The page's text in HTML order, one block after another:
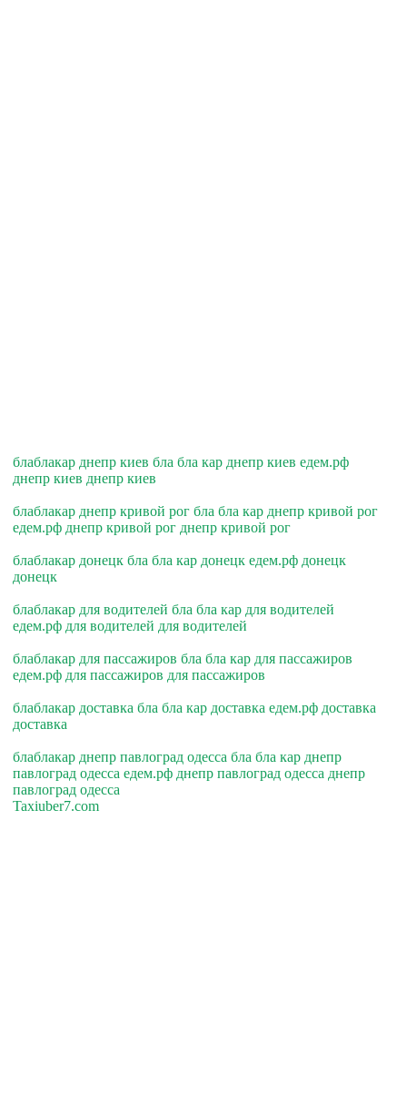
блаблакар днепр киев бла бла кар днепр киев едем.рф
днепр киев днепр киев
блаблакар днепр кривой рог бла бла кар днепр кривой рог
едем.рф днепр кривой рог днепр кривой рог
блаблакар донецк бла бла кар донецк едем.рф донецк
донецк
блаблакар для водителей бла бла кар для водителей
едем.рф для водителей для водителей
блаблакар для пассажиров бла бла кар для пассажиров
едем.рф для пассажиров для пассажиров
блаблакар доставка бла бла кар доставка едем.рф доставка
доставка
блаблакар днепр павлоград одесса бла бла кар днепр
павлоград одесса едем.рф днепр павлоград одесса днепр
павлоград одесса
Taxiuber7.com